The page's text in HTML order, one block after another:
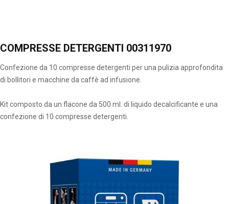
COMPRESSE DETERGENTI 00311970
Confezione da 10 compresse detergenti per una pulizia approfondita
di bollitori e macchine da caffè ad infusione.
Kit composto da un flacone da 500 ml. di liquido decalcificante e una
confezione di 10 compresse detergenti.